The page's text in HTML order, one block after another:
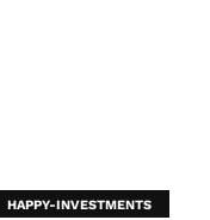
HAPPY-INVESTMENTS